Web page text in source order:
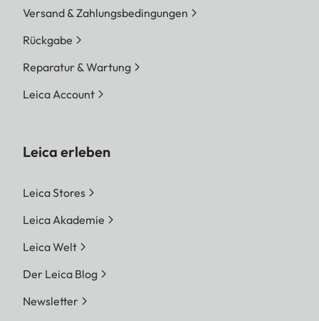
Versand & Zahlungsbedingungen
Rückgabe
Reparatur & Wartung
Leica Account
Leica erleben
Leica Stores
Leica Akademie
Leica Welt
Der Leica Blog
Newsletter